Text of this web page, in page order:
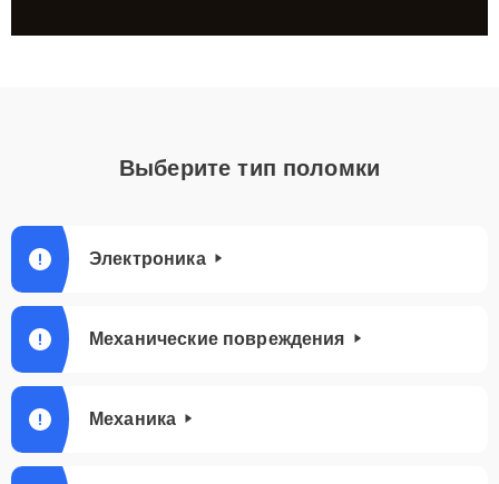
Выберите тип поломки
Электроника
Механические повреждения
Механика